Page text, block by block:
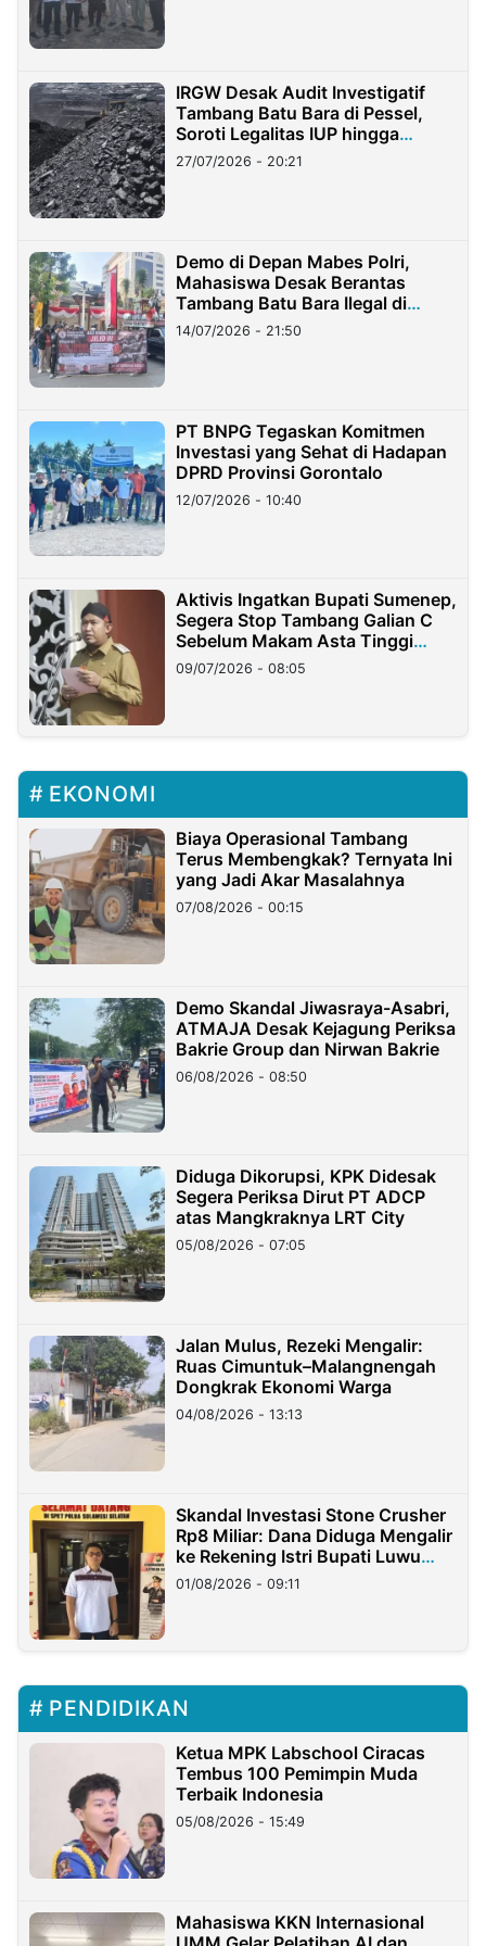
IRGW Desak Audit Investigatif
Tambang Batu Bara di Pessel,
Soroti Legalitas IUP hingga
Stockpile
27/07/2026 - 20:21
Demo di Depan Mabes Polri,
Mahasiswa Desak Berantas
Tambang Batu Bara Ilegal di
Lampung
14/07/2026 - 21:50
PT BNPG Tegaskan Komitmen
Investasi yang Sehat di Hadapan
DPRD Provinsi Gorontalo
12/07/2026 - 10:40
Aktivis Ingatkan Bupati Sumenep,
Segera Stop Tambang Galian C
Sebelum Makam Asta Tinggi
Longsor
09/07/2026 - 08:05
EKONOMI
Biaya Operasional Tambang
Terus Membengkak? Ternyata Ini
yang Jadi Akar Masalahnya
07/08/2026 - 00:15
Demo Skandal Jiwasraya-Asabri,
ATMAJA Desak Kejagung Periksa
Bakrie Group dan Nirwan Bakrie
06/08/2026 - 08:50
Diduga Dikorupsi, KPK Didesak
Segera Periksa Dirut PT ADCP
atas Mangkraknya LRT City
05/08/2026 - 07:05
Jalan Mulus, Rezeki Mengalir:
Ruas Cimuntuk–Malangnengah
Dongkrak Ekonomi Warga
04/08/2026 - 13:13
Skandal Investasi Stone Crusher
Rp8 Miliar: Dana Diduga Mengalir
ke Rekening Istri Bupati Luwu
Timur
01/08/2026 - 09:11
PENDIDIKAN
Ketua MPK Labschool Ciracas
Tembus 100 Pemimpin Muda
Terbaik Indonesia
05/08/2026 - 15:49
Mahasiswa KKN Internasional